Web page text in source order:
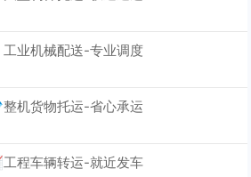
业机械配送-专业调度
机货物托运-省心承运
程车辆转运-就近发车